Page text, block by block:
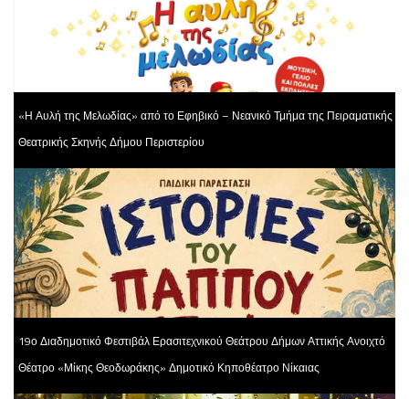
«Η Αυλή της Μελωδίας» από το Εφηβικό – Νεανικό Τμήμα της Πειραματικής
Θεατρικής Σκηνής Δήμου Περιστερίου
19ο Διαδημοτικό Φεστιβάλ Ερασιτεχνικού Θεάτρου Δήμων Αττικής Ανοιχτό
Θέατρο «Μίκης Θεοδωράκης» Δημοτικό Κηποθέατρο Νίκαιας